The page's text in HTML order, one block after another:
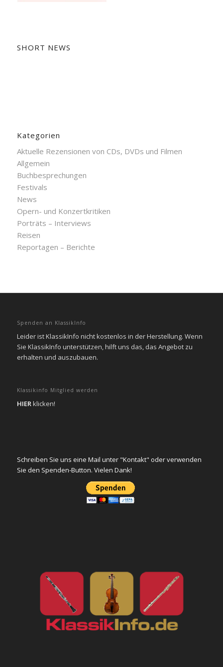
SHORT NEWS
Kategorien
Aktuelle Rezensionen von CDs, DVDs und Filmen
Allgemein
Buchbesprechungen
Festivals
News
Opern- und Konzertkritiken
Porträts – Interviews
Reisen
Reportagen – Berichte
Spenden an KlassikInfo
Leider ist KlassikInfo nicht kostenlos in der Herstellung. Wenn
Sie KlassikInfo unterstützen, hilft uns das, das Angebot zu
erhalten und auszubauen.
Klassikinfo Mitglied werden
HIERklicken!
Schreiben Sie uns eine Mail unter "Kontakt" oder verwenden
Sie den Spenden-Button. Vielen Dank!